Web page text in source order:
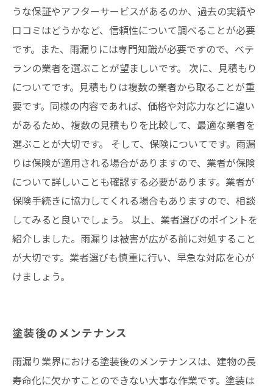
うな保証やアフターサービスがあるのか、過去の実績や
口コミはどうかなど、信頼性について調べることが必要
です。また、雨漏りには専門知識が必要ですので、ベテ
ランの業者を選ぶことが望ましいです。 次に、見積もり
についてです。見積もりは複数の業者から取ることが重
要です。同様の内容であれば、価格や対応力などに違い
があるため、複数の見積もりを比較して、最適な業者を
選ぶことが大切です。 そして、保険についてです。雨漏
りは保険が適用される場合がありますので、業者が保険
について詳しいことも確認する必要があります。業者が
保険手続きに協力してくれる場合もありますので、相談
してみると良いでしょう。 以上、業者選びのポイントを
紹介しました。雨漏りは被害が広がる前に対処すること
が大切です。業者選びも慎重に行い、早急な対応を心が
けましょう。
塗装後のメンテナンス
雨漏り業界における塗装後のメンテナンスは、建物の長
寿命化に欠かすことのできない大事な作業です。塗装は